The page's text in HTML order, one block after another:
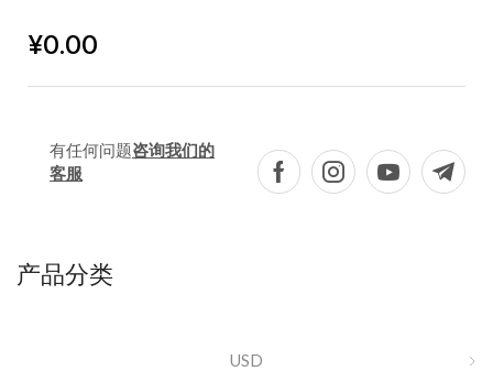
¥0.00
有任何问题咨询我们的
客服
产品分类
USD